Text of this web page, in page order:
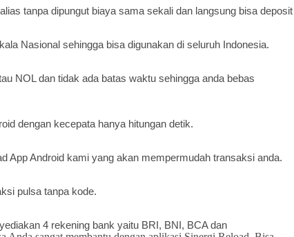
tanpa dipungut biaya sama sekali dan langsung bisa deposit
Nasional sehingga bisa digunakan di seluruh Indonesia.
NOL dan tidak ada batas waktu sehingga anda bebas
dengan kecepata hanya hitungan detik.
App Android kami yang akan mempermudah transaksi anda.
pulsa tanpa kode.
4 rekening bank yaitu BRI, BNI, BCA dan